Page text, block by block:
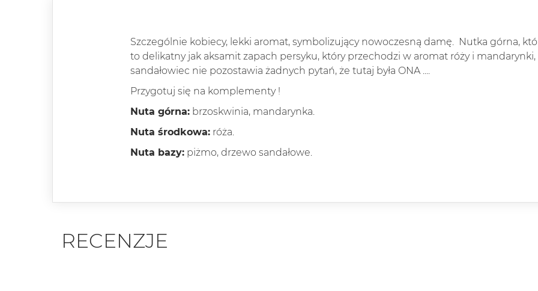
Szczególnie kobiecy, lekki aromat, symbolizujący nowoczesną damę. Nutka górna,
to delikatny jak aksamit zapach persyku, który przechodzi w aromat róży i mandarynki,
sandałowiec nie pozostawia żadnych pytań, że tutaj była ONA ....
Przygotuj się na komplementy !
Nuta górna: brzoskwinia, mandarynka.
Nuta środkowa: róża.
Nuta bazy: piżmo, drzewo sandałowe.
RECENZJE